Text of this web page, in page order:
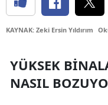
KAYNAK: Zeki Ersin Yıldırım
YÜKSEK
NASIL